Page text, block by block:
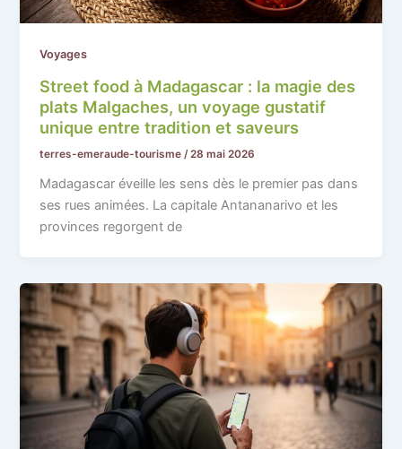
Voyages
Street food à Madagascar : la magie des
plats Malgaches, un voyage gustatif
unique entre tradition et saveurs
terres-emeraude-tourisme/28 mai 2026
Madagascar éveille les sens dès le premier pas dans
ses rues animées. La capitale Antananarivo et les
provinces regorgent de